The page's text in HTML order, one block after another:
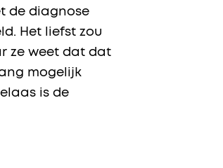
de diagnose
Het liefst zou
ze weet dat dat
mogelijk
is de